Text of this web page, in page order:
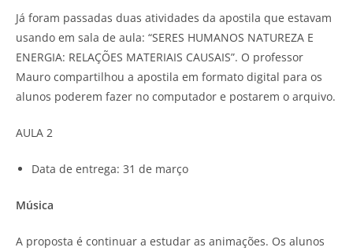
Já foram passadas duas atividades da apostila que estavam
usando em sala de aula: “SERES HUMANOS NATUREZA E
ENERGIA: RELAÇÕES MATERIAIS CAUSAIS”. O professor
Mauro compartilhou a apostila em formato digital para os
alunos poderem fazer no computador e postarem o arquivo.
AULA 2
Data de entrega: 31 de março
Música
A proposta é continuar a estudar as animações. Os alunos